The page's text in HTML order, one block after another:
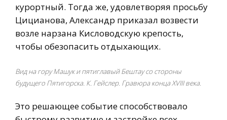
курортный. Тогда же, удовлетворяя просьбу
Цицианова, Александр приказал возвести
возле нарзана Кисловодскую крепость,
чтобы обезопасить отдыхающих.
Вид на гору Машук и пятиглавый Бештау со стороны
будущего Пятигорска. К. Гейслер. Гравюра конца XVIII века.
Это решающее событие способствовало